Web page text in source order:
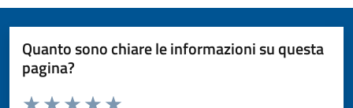
Quanto sono chiare le informazioni su questa
pagina?
Valuta da 1 a 5 stelle la pagina